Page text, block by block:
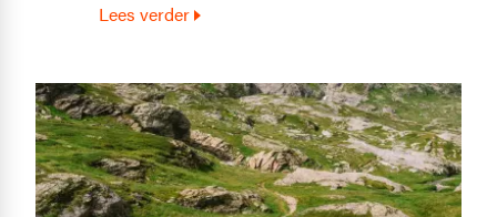
Lees verder
Image